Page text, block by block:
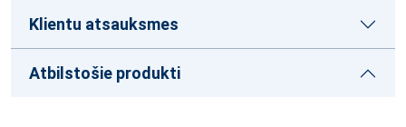
Klientu atsauksmes
Atbilstošie produkti